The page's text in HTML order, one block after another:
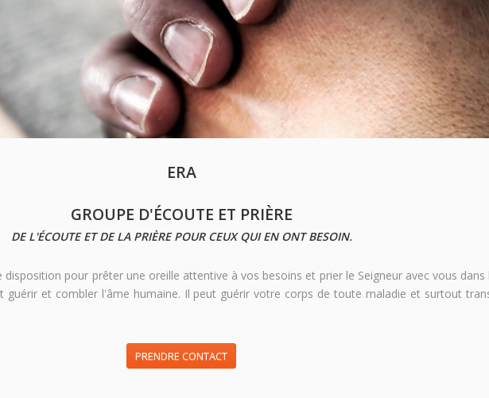
ERA
GROUPE D'ÉCOUTE ET PRIÈRE
DE L'ÉCOUTE ET DE LA PRIÈRE POUR CEUX QUI EN ONT BESOIN.
pour prêter une oreille attentive à vos besoins et prier le Seigneur avec vous
guérir et combler l'âme humaine. Il peut guérir votre corps de toute maladie et surtout
PRENDRE CONTACT